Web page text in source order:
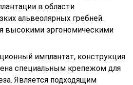
в области
альвеолярных гребней.
высокими эргономическими
имплантат, конструкция
специальным крепежом для
Является подходящим